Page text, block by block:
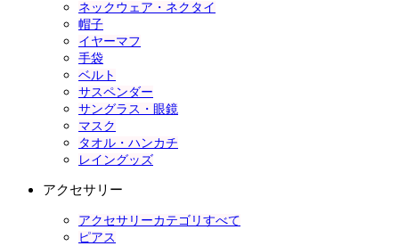
ネックウェア・ネクタイ
帽子
イヤーマフ
手袋
ベルト
サスペンダー
サングラス・眼鏡
マスク
タオル・ハンカチ
レイングッズ
アクセサリー
アクセサリーカテゴリすべて
ピアス